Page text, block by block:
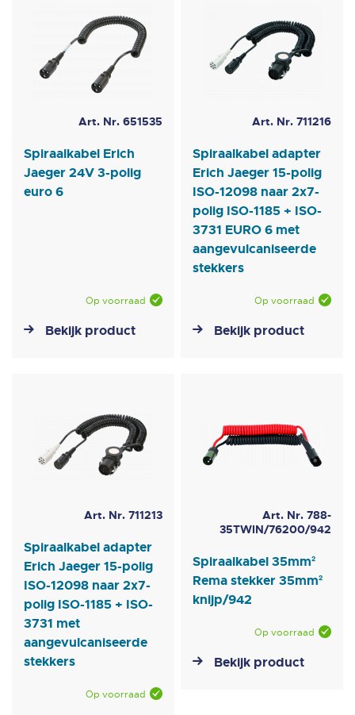
Art. Nr. 651535
Spiraalkabel Erich
Jaeger 24V 3-polig
euro 6
Op voorraad
Bekijk product
Art. Nr. 711216
Spiraalkabel adapter
Erich Jaeger 15-polig
ISO-12098 naar 2x7-
polig ISO-1185 + ISO-
3731 EURO 6 met
aangevulcaniseerde
stekkers
Op voorraad
Bekijk product
Art. Nr. 711213
Spiraalkabel adapter
Erich Jaeger 15-polig
ISO-12098 naar 2x7-
polig ISO-1185 + ISO-
3731 met
aangevulcaniseerde
stekkers
Op voorraad
Art. Nr. 788-
35TWIN/76200/942
Spiraalkabel 35mm²
Rema stekker 35mm²
knijp/942
Op voorraad
Bekijk product